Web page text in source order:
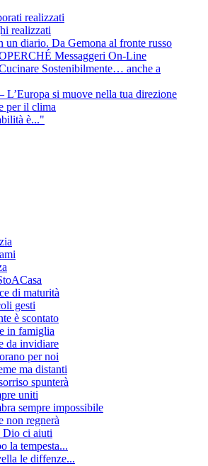
realizzati
realizzati
un diario. Da Gemona al fronte russo
Messaggeri On-Line
Sostenibilmente… anche a
L’Europa si muove nella tua direzione
per il clima
è..."
di maturità
gesti
è scontato
in famiglia
da invidiare
per noi
ma distanti
spunterà
uniti
sempre impossibile
non regnerà
Dio ci aiuti
la tempesta...
le diffenze...